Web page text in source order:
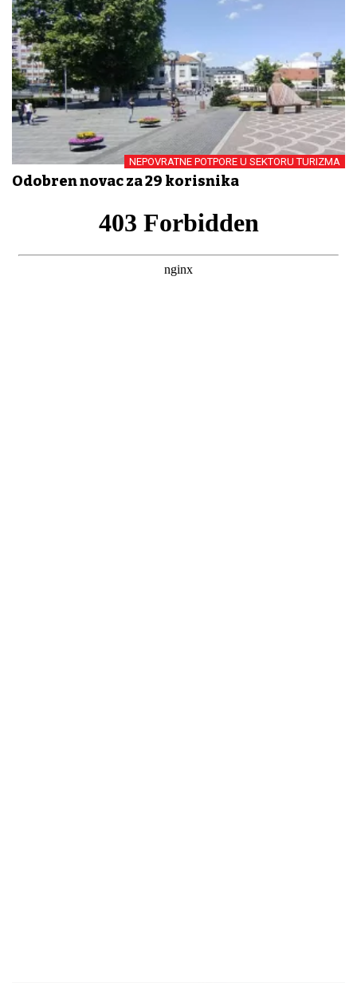
NEPOVRATNE POTPORE U SEKTORU TURIZMA
Odobren novac za 29 korisnika